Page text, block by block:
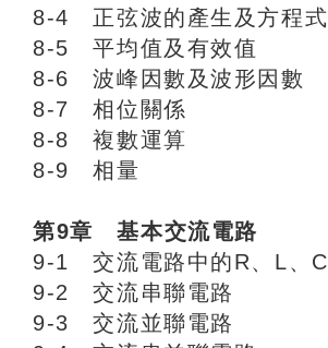
8-4 正弦波的產生及方程式
8-5 平均值及有效值
8-6 波峰因數及波形因數
8-7 相位關係
8-8 複數運算
8-9 相量
第9章 基本交流電路
9-1 交流電路中的R、L、C
9-2 交流串聯電路
9-3 交流並聯電路